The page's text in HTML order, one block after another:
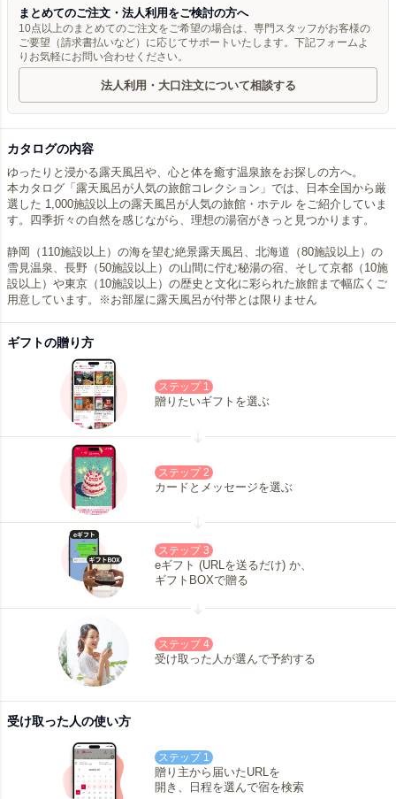
まとめてのご注文・法人利用をご検討の方へ
10点以上のまとめてのご注文をご希望の場合は、専門スタッフがお客様の
ご要望（請求書払いなど）に応じてサポートいたします。下記フォームよ
りお気軽にお問い合わせください。
法人利用・大口注文について相談する
カタログの内容
ゆったりと浸かる露天風呂や、心と体を癒す温泉旅をお探しの方へ。
本カタログ「露天風呂が人気の旅館コレクション」では、日本全国から厳
選した 1,000施設以上の露天風呂が人気の旅館・ホテル をご紹介していま
す。四季折々の自然を感じながら、理想の湯宿がきっと見つかります。
静岡（110施設以上）の海を望む絶景露天風呂、北海道（80施設以上）の
雪見温泉、長野（50施設以上）の山間に佇む秘湯の宿、そして京都（10施
設以上）や東京（10施設以上）の歴史と文化に彩られた旅館まで幅広くご
用意しています。※お部屋に露天風呂が付帯とは限りません
ギフトの贈り方
ステップ 1
贈りたいギフトを選ぶ
ステップ 2
カードとメッセージを選ぶ
ステップ 3
eギフト (URLを送るだけ) か、
ギフトBOXで贈る
ステップ 4
受け取った人が選んで予約する
受け取った人の使い方
ステップ 1
贈り主から届いたURLを
開き、日程を選んで宿を検索